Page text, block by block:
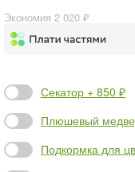
Экономия 2 020 ₽
Секатор + 850 ₽
Плюшевый
Подкормка для